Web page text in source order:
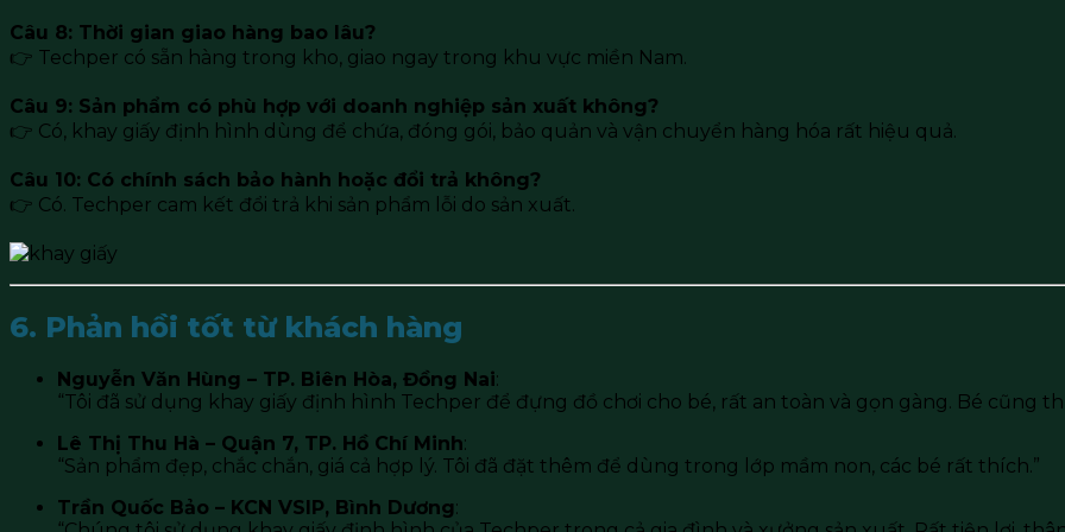
Câu 8: Thời gian giao hàng bao lâu?
👉 Techper có sẵn hàng trong kho, giao ngay trong khu vực miền Nam.
Câu 9: Sản phẩm có phù hợp với doanh nghiệp sản xuất không?
👉 Có, khay giấy định hình dùng để chứa, đóng gói, bảo quản và vận chuyển hàng hóa rất hiệu quả.
Câu 10: Có chính sách bảo hành hoặc đổi trả không?
👉 Có. Techper cam kết đổi trả khi sản phẩm lỗi do sản xuất.
6. Phản hồi tốt từ khách hàng
Nguyễn Văn Hùng – TP. Biên Hòa, Đồng Nai:
“Tôi đã sử dụng khay giấy định hình Techper để đựng đồ chơi cho bé, rất an toàn và gọn gàng. Bé cũng
Lê Thị Thu Hà – Quận 7, TP. Hồ Chí Minh:
“Sản phẩm đẹp, chắc chắn, giá cả hợp lý. Tôi đã đặt thêm để dùng trong lớp mầm non, các bé rất thích.”
Trần Quốc Bảo – KCN VSIP, Bình Dương: